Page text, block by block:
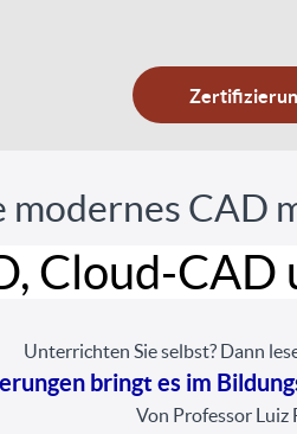
modernes CAD
Cloud-
Unterrichten Sie selbst? Dann
bringt es im
Von Professor Luiz